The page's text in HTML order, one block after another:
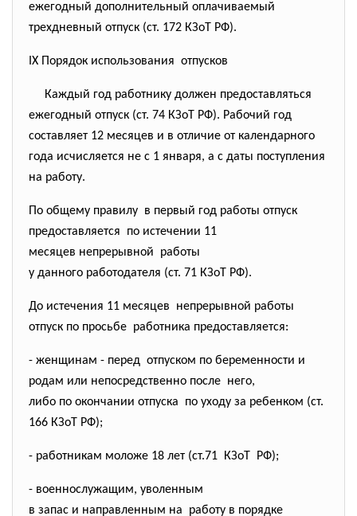
ежегодный дополнительный оплачиваемый
трехдневный отпуск (ст. 172 КЗоТ РФ).
IX Порядок использования отпусков
Каждый год работнику должен предоставляться
ежегодный отпуск (ст. 74 КЗоТ РФ). Рабочий год
составляет 12 месяцев и в отличие от календарного
года исчисляется не с 1 января, а с даты поступления
на работу.
По общему правилу в первый год работы отпуск
предоставляется по истечении 11
месяцев непрерывной работы
у данного работодателя (ст. 71 КЗоТ РФ).
До истечения 11 месяцев непрерывной работы
отпуск по просьбе работника предоставляется:
- женщинам - перед отпуском по беременности и
родам или непосредственно после него,
либо по окончании отпуска по уходу за ребенком (ст.
166 КЗоТ РФ);
- работникам моложе 18 лет (ст.71 КЗоТ РФ);
- военнослужащим, уволенным
в запас и направленным на работу в порядке